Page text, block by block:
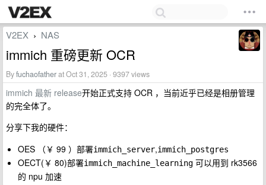
V2EX › NAS
immich 重磅更新 OCR
Byfuchaofatherat Oct 31, 2025 · 9397 views
immich 最新 release开始正式支持 OCR ，当前近乎已经是相册管理
的完全体了。
分享下我的硬件：
OES （￥ 99 ）部署immich_server,immich_postgres
OECT(￥ 80)部署immich_machine_learning 可以用到 rk3566
的 npu 加速